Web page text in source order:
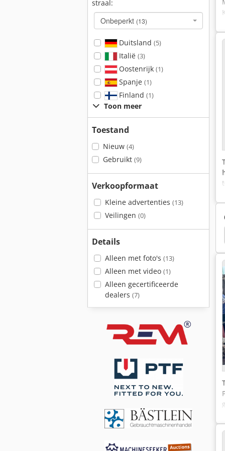
straal:
Onbeperkt (13)
Duitsland (5)
Italië (3)
Oostenrijk (1)
Spanje (1)
Finland (1)
Toon meer
Toestand
Nieuw (4)
Gebruikt (9)
Verkoopformaat
Kleine advertenties (13)
Veilingen (0)
Details
Alleen met foto's (13)
Alleen met video (1)
Alleen gecertificeerde
dealers (7)